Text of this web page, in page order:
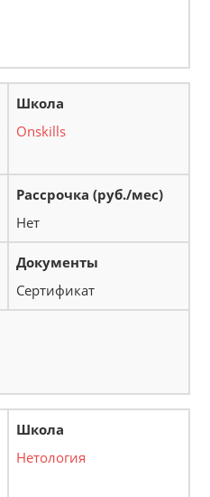
Onskills
Нет
Сертификат
Нетология